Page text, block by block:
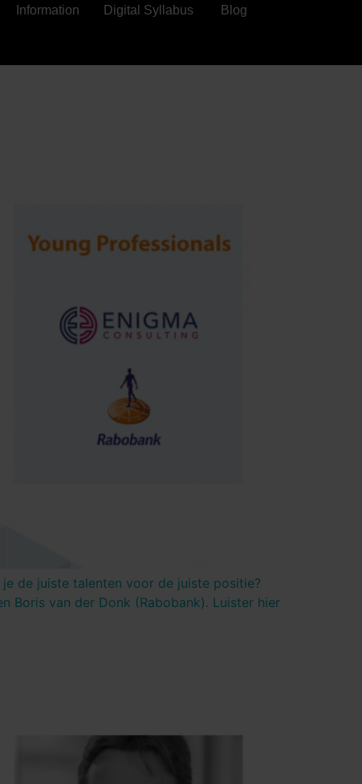
Information Digital Syllabus Blog
de juiste talenten voor de juiste positie?
Boris van der Donk (Rabobank). Luister hier